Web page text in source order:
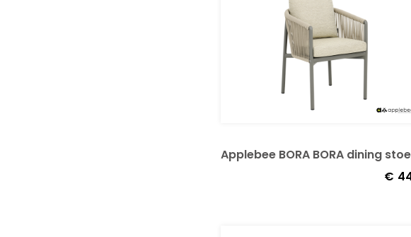
Applebee BORA BORA dining
€